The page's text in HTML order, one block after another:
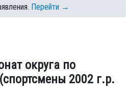
Перейти →
округа по
2002 г.р.